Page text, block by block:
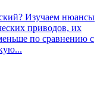
Изучаем нюансы
приводов, их
по сравнению с